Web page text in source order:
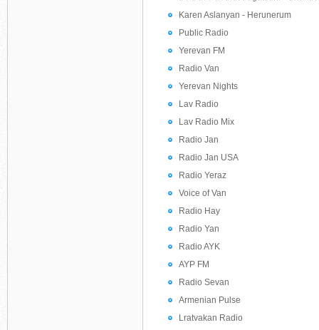
Karen Aslanyan - Herunerum
Public Radio
Yerevan FM
Radio Van
Yerevan Nights
Lav Radio
Lav Radio Mix
Radio Jan
Radio Jan USA
Radio Yeraz
Voice of Van
Radio Hay
Radio Yan
Radio AYK
AYP FM
Radio Sevan
Armenian Pulse
Lratvakan Radio